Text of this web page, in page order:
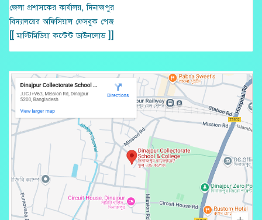
জেলা প্রশাসকের কার্যালয়, দিনাজপুর
বিদ্যালয়ের অফিসিয়াল ফেসবুক পেজ
[[ মাল্টিমিডিয়া কন্টেন্ট ডাউনলোড ]]